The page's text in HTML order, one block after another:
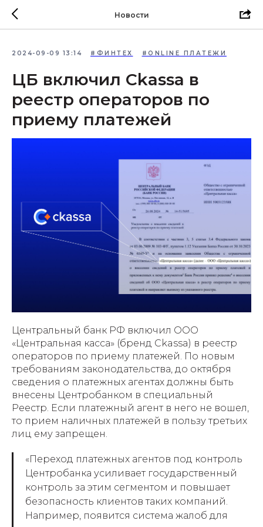
Новости
2024-09-09 13:14 #ФИНТЕХ #ONLINE ПЛАТЕЖИ
ЦБ включил Ckassa в
реестр операторов по
приему платежей
Центральный банк РФ включил ООО
«Центральная касса» (бренд Ckassa) в реестр
операторов по приему платежей. По новым
требованиям законодательства, до октября
сведения о платежных агентах должны быть
внесены Центробанком в специальный
Реестр. Если платежный агент в него не вошел,
то прием наличных платежей в пользу третьих
лиц ему запрещен.
«Переход платежных агентов под контроль
Центробанка усиливает государственный
контроль за этим сегментом и повышает
безопасность клиентов таких компаний.
Например, появится система жалоб для